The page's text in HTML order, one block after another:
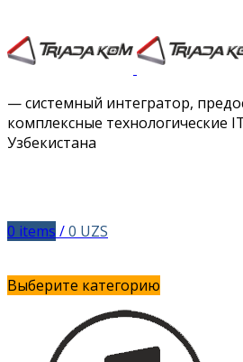
Instagram
Vimeo
— системный интегратор,
комплексные технологические
Узбекистана
0 items /0 UZS
Выберите категорию